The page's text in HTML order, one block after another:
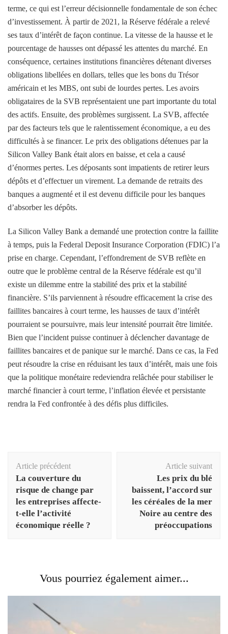
terme, ce qui est l’erreur décisionnelle fondamentale de son échec
d’investissement. À partir de 2021, la Réserve fédérale a relevé
ses taux d’intérêt de façon continue. La vitesse de la hausse et le
pourcentage de hausses ont dépassé les attentes du marché. En
conséquence, certaines institutions financières détenant diverses
obligations libellées en dollars, telles que les bons du Trésor
américain et les MBS, ont subi de lourdes pertes. Les avoirs
obligataires de la SVB représentaient une part importante du total
des actifs. Ensuite, des problèmes surgissent. La SVB, affectée
par des facteurs tels que le ralentissement économique, a eu des
difficultés à se financer. Le prix des obligations détenues par la
Silicon Valley Bank était alors en baisse, et cela a causé
d’énormes pertes. Les déposants sont impatients de retirer leurs
dépôts et d’effectuer un virement. La demande de retraits des
banques a augmenté et il est devenu difficile pour les banques
d’absorber les dépôts.
La Silicon Valley Bank a demandé une protection contre la faillite
à temps, puis la Federal Deposit Insurance Corporation (FDIC) l’a
prise en charge. Cependant, l’effondrement de SVB reflète en
outre que le problème central de la Réserve fédérale est qu’il
existe un dilemme entre la stabilité des prix et la stabilité
financière. S’ils parviennent à résoudre efficacement la crise des
faillites bancaires à court terme, les hausses de taux d’intérêt
pourraient se poursuivre, mais leur intensité pourrait être limitée.
Bien que l’incident puisse continuer à déclencher davantage de
faillites bancaires et de panique sur le marché. Dans ce cas, la Fed
peut résoudre la crise en réduisant les taux d’intérêt, mais une fois
que la politique monétaire redeviendra relâchée pour stabiliser le
marché financier à court terme, l’inflation élevée et persistante
rendra la Fed confrontée à des défis plus difficiles.
d'article
Article précédent
La couverture du
risque de change par
les entreprises affecte-
t-elle l’activité
économique réelle ?
Article suivant
Les prix du blé
baissent, l’accord sur
les céréales de la mer
Noire au centre des
préoccupations
Vous pourriez également aimer...